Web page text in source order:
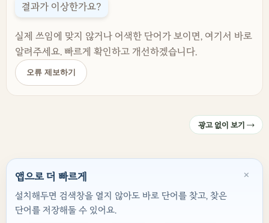
결과가 이상한가요?
실제 쓰임에 맞지 않거나 어색한 단어가 보이면, 여기서 바로
알려주세요. 빠르게 확인하고 개선하겠습니다.
오류 제보하기
광고 없이 보기 →
×
앱으로 더 빠르게
설치해두면 검색창을 열지 않아도 바로 단어를 찾고, 찾은
단어를 저장해둘 수 있어요.